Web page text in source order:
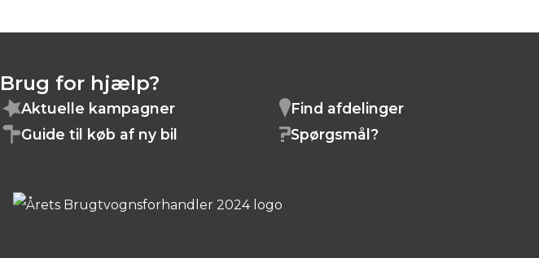
Brug for hjælp?
Aktuelle kampagner
Find afdelinger
Guide til køb af ny bil
Spørgsmål?